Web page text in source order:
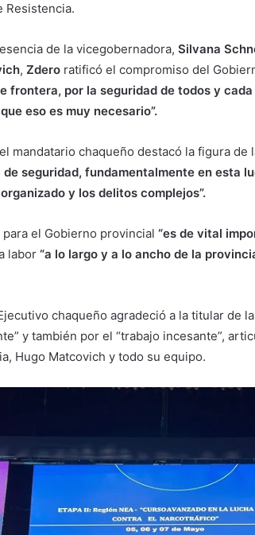
Resistencia.
de la vicegobernadora, Silvana
, Zdero ratificó el compromiso del
frontera, por la seguridad de todos y
eso es muy necesario”.
mandatario chaqueño destacó la figura de
seguridad, fundamentalmente en esta
y los delitos complejos”.
el Gobierno provincial “es de vital
labor “a lo largo y a lo ancho de la
chaqueño agradeció a la titular de
y también por el “trabajo incesante”,
Hugo Matcovich y todo su equipo.